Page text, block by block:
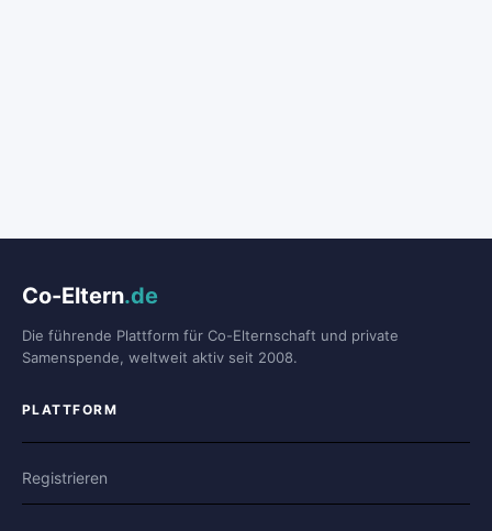
Co-Eltern.de
Die führende Plattform für Co-Elternschaft und private
Samenspende, weltweit aktiv seit 2008.
PLATTFORM
Registrieren